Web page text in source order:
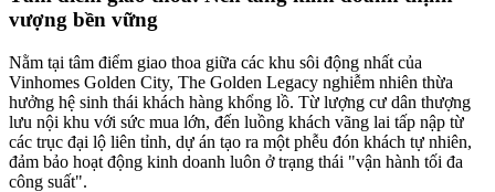
vượng bền vững
Nằm tại tâm điểm giao thoa giữa các khu sôi động nhất của
Vinhomes Golden City, The Golden Legacy nghiễm nhiên thừa
hưởng hệ sinh thái khách hàng khổng lồ. Từ lượng cư dân thượng
lưu nội khu với sức mua lớn, đến luồng khách vãng lai tấp nập từ
các trục đại lộ liên tỉnh, dự án tạo ra một phễu đón khách tự nhiên,
đảm bảo hoạt động kinh doanh luôn ở trạng thái "vận hành tối đa
công suất".